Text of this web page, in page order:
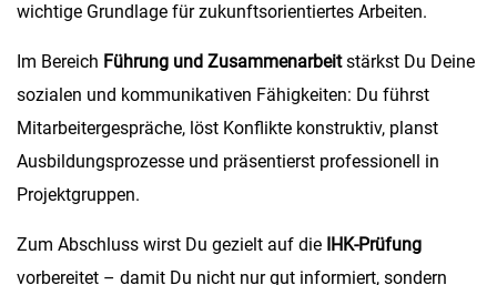
wichtige Grundlage für zukunftsorientiertes Arbeiten.
Im Bereich Führung und Zusammenarbeitstärkst Du Deine
sozialen und kommunikativen Fähigkeiten: Du führst
Mitarbeitergespräche, löst Konflikte konstruktiv, planst
Ausbildungsprozesse und präsentierst professionell in
Projektgruppen.
Zum Abschluss wirst Du gezielt auf die IHK-Prüfung
vorbereitet – damit Du nicht nur gut informiert, sondern